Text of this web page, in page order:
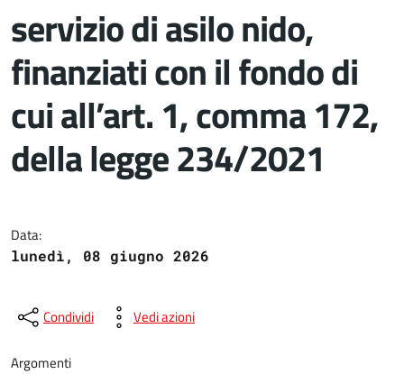
servizio di asilo nido,
finanziati con il fondo di
cui all’art. 1, comma 172,
della legge 234/2021
Data:
lunedì, 08 giugno 2026
Condividi Vedi azioni
Argomenti